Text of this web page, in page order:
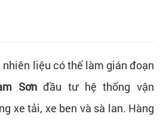
liệu có thể làm gián đoạn
Sơnđầu tư hệ thống vận
xe tải, xe ben và sà lan. Hàng